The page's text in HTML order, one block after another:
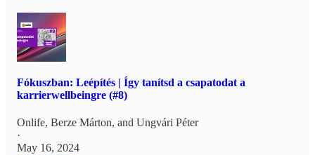
Fókuszban: Leépítés | Így tanítsd a csapatodat a
karrierwellbeingre (#8)
Onlife, Berze Márton, and Ungvári Péter
·
May 16, 2024